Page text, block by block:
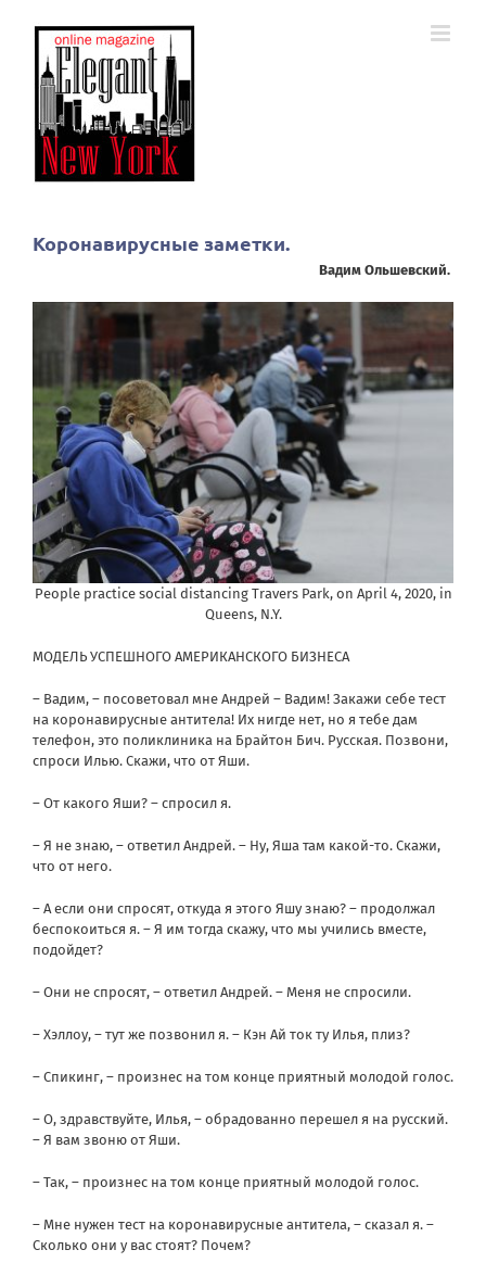
Коронавирусные заметки.
Вадим Ольшевский.
People practice social distancing Travers Park, on April 4, 2020, in
Queens, N.Y.
МОДЕЛЬ УСПЕШНОГО АМЕРИКАНСКОГО БИЗНЕСА
– Вадим, – посоветовал мне Андрей – Вадим! Закажи себе тест
на коронавирусные антитела! Их нигде нет, но я тебе дам
телефон, это поликлиника на Брайтон Бич. Русская. Позвони,
спроси Илью. Скажи, что от Яши.
– От какого Яши? – спросил я.
– Я не знаю, – ответил Андрей. – Ну, Яша там какой-то. Скажи,
что от него.
– А если они спросят, откуда я этого Яшу знаю? – продолжал
беспокоиться я. – Я им тогда скажу, что мы учились вместе,
подойдет?
– Они не спросят, – ответил Андрей. – Меня не спросили.
– Хэллоу, – тут же позвонил я. – Кэн Ай ток ту Илья, плиз?
– Спикинг, – произнес на том конце приятный молодой голос.
– О, здравствуйте, Илья, – обрадованно перешел я на русский.
– Я вам звоню от Яши.
– Так, – произнес на том конце приятный молодой голос.
– Мне нужен тест на коронавирусные антитела, – сказал я. –
Сколько они у вас стоят? Почем?